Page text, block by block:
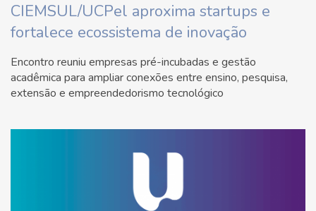
CIEMSUL/UCPel aproxima startups e
fortalece ecossistema de inovação
Encontro reuniu empresas pré-incubadas e gestão
acadêmica para ampliar conexões entre ensino, pesquisa,
extensão e empreendedorismo tecnológico